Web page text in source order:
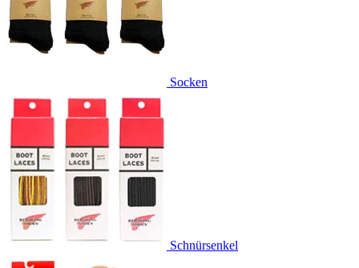
Socken
Schnürsenkel